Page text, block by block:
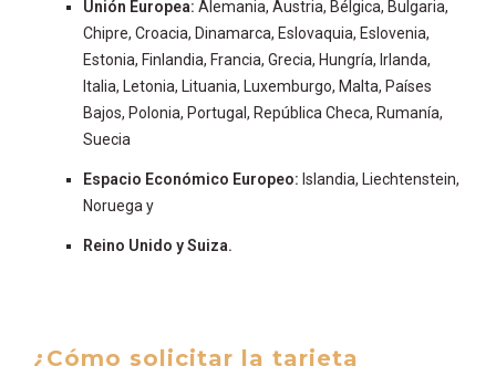
Unión Europea: Alemania, Austria, Bélgica, Bulgaria,
Chipre, Croacia, Dinamarca, Eslovaquia, Eslovenia,
Estonia, Finlandia, Francia, Grecia, Hungría, Irlanda,
Italia, Letonia, Lituania, Luxemburgo, Malta, Países
Bajos, Polonia, Portugal, República Checa, Rumanía,
Suecia
Espacio Económico Europeo: Islandia, Liechtenstein,
Noruega y
Reino Unido y Suiza.
¿Cómo solicitar la tarjeta